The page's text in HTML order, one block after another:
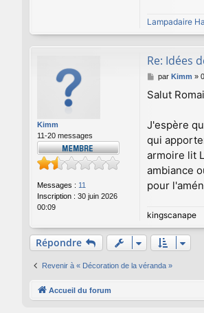
Lampadaire
Kimm
11-20 messages
Messages : 11
Inscription : 30 juin 2026
00:09
Re: Idées
M
s
g
e
par Kimm »
Salut
J'espère
qui
armoire lit
ambiance
pour
kingscanape
Répondre
Revenir à « Décoration de la véranda »
Accueil du forum